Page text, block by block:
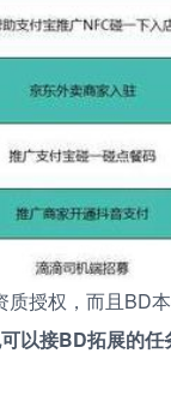
授权，而且BD
以接BD拓展的任